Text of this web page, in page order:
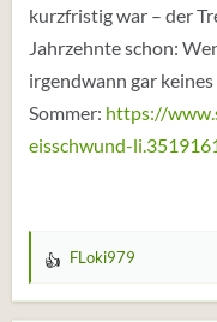
kurzfristig war – der
Jahrzehnte schon:
irgendwann gar
Sommer: https://
eisschwund-
W
FLoki979